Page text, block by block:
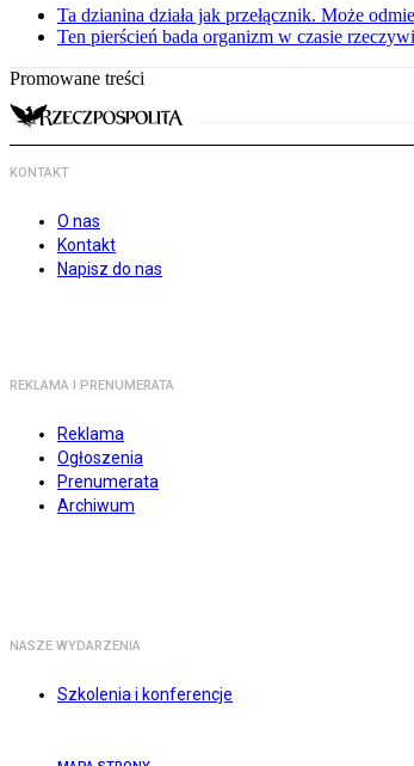
Ta dzianina działa jak przełącznik. Może
Ten pierścień bada organizm w czasie
Promowane treści
KONTAKT
O nas
Kontakt
Napisz do nas
REKLAMA I PRENUMERATA
Reklama
Ogłoszenia
Prenumerata
Archiwum
NASZE WYDARZENIA
Szkolenia i konferencje